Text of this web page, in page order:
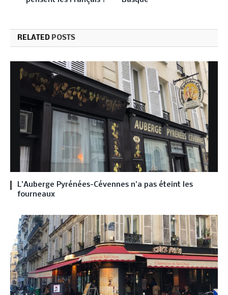
RELATED POSTS
L’Auberge Pyrénées-Cévennes n’a pas éteint les
fourneaux